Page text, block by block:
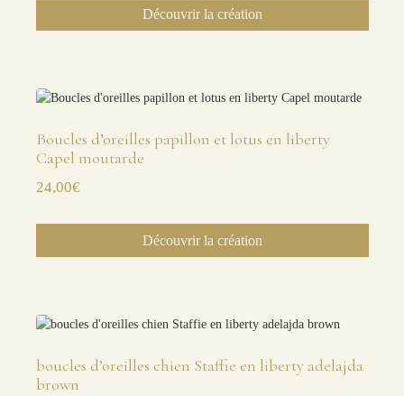
Découvrir la création
Boucles d’oreilles papillon et lotus en liberty
Capel moutarde
24,00€
Découvrir la création
boucles d’oreilles chien Staffie en liberty adelajda
brown